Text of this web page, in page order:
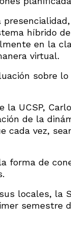
híbrido
en la
virtual.
sobre
UCSP,
de la
cada vez,
forma de
locales, la
semestre